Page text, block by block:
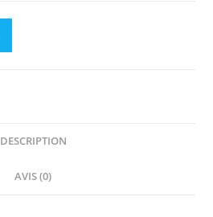
DESCRIPTION
AVIS (0)